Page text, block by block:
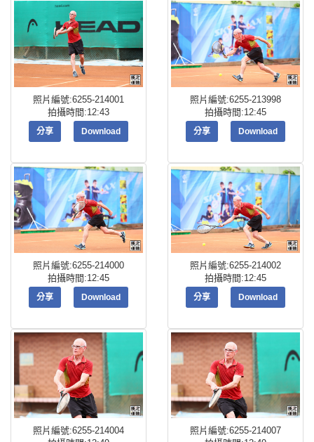
照片編號:6255-214001
拍攝時間:12:43
分享 Download
照片編號:6255-213998
拍攝時間:12:45
分享 Download
照片編號:6255-214000
拍攝時間:12:45
分享 Download
照片編號:6255-214002
拍攝時間:12:45
分享 Download
照片編號:6255-214004
照片編號:6255-214007